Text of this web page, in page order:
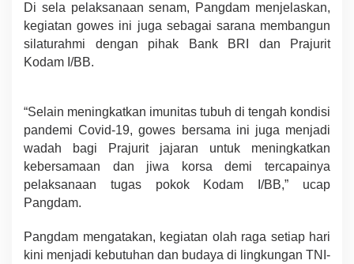
Di sela pelaksanaan senam, Pangdam menjelaskan,
kegiatan gowes ini juga sebagai sarana membangun
silaturahmi dengan pihak Bank BRI dan Prajurit
Kodam I/BB.
“Selain meningkatkan imunitas tubuh di tengah kondisi
pandemi Covid-19, gowes bersama ini juga menjadi
wadah bagi Prajurit jajaran untuk meningkatkan
kebersamaan dan jiwa korsa demi tercapainya
pelaksanaan tugas pokok Kodam I/BB,” ucap
Pangdam.
Pangdam mengatakan, kegiatan olah raga setiap hari
kini menjadi kebutuhan dan budaya di lingkungan TNI-